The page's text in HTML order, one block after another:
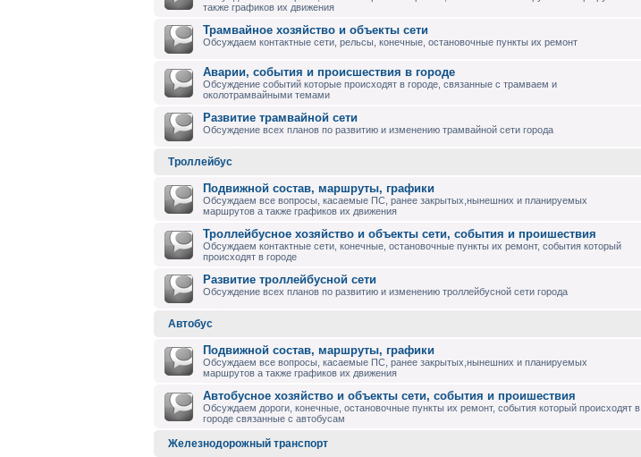
также графиков их движения
Трамвайное хозяйство и объекты сети
Обсуждаем контактные сети, рельсы, конечные, остановочные пункты их ремонт
Аварии, события и происшествия в городе
Обсуждение событий которые происходят в городе, связанные с трамваем и
околотрамвайными темами
Развитие трамвайной сети
Обсуждение всех планов по развитию и изменению трамвайной сети города
Троллейбус
Подвижной состав, маршруты, графики
Обсуждаем все вопросы, касаемые ПС, ранее закрытых,нынешних и планируемых
маршрутов а также графиков их движения
Троллейбусное хозяйство и объекты сети, события и проишествия
Обсуждаем контактные сети, конечные, остановочные пункты их ремонт, события который
происходят в городе
Развитие троллейбусной сети
Обсуждение всех планов по развитию и изменению троллейбусной сети города
Автобус
Подвижной состав, маршруты, графики
Обсуждаем все вопросы, касаемые ПС, ранее закрытых,нынешних и планируемых
маршрутов а также графиков их движения
Автобусное хозяйство и объекты сети, события и проишествия
Обсуждаем дороги, конечные, остановочные пункты их ремонт, события который происходят в
городе связанные с автобусам
Железнодорожный транспорт